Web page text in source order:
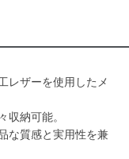
レザーを使用したメ
収納可能。
な質感と実用性を兼